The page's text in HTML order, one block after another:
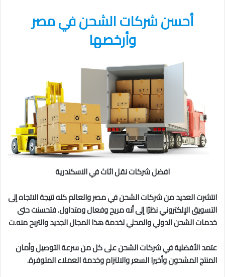
أحسن شركات الشحن في مصر
وأرخصها
افضل شركات نقل اثاث في الاسكندرية
انتشرت العديد من شركات الشحن في مصر والعالم كله نتيجة الاتجاه إلى
التسويق الإلكتروني نظرًا إلى أنه مريح وفعال ومتداول. فتحسنت حتى
خدمات الشحن الدولي والمحلي لخدمة هذا المجال الجديد والتربح منه.ت
عتمد الأفضلية في شركات الشحن على كل من سرعة التوصيل وأمان
المنتج المشحون وأخيرا السعر والالتزام وخدمة العملاء المتوفرة.